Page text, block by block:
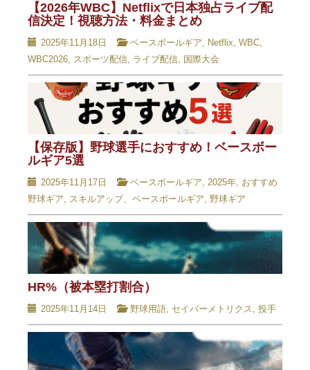
【2026年WBC】Netflixで日本独占ライブ配
信決定！視聴方法・料金まとめ
2025年11月18日 ベースボールギア, Netflix, WBC,
WBC2026, スポーツ配信, ライブ配信, 国際大会
【保存版】野球選手におすすめ！ベースボー
ルギア5選
2025年11月17日 ベースボールギア, 2025年, おすすめ
野球ギア, スキルアップ、ベースボールギア, 野球ギア
HR%（被本塁打割合）
2025年11月14日 野球用語, セイバーメトリクス, 投手